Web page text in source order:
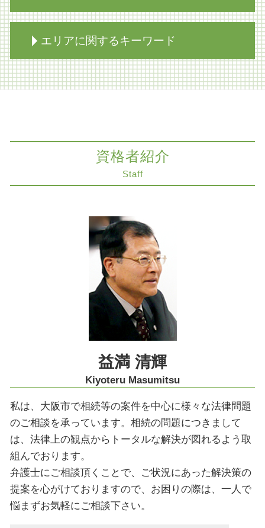
限定承認 弁済 相続人
家族信託 弁護士
不動産 生前対策
限定承認 弁済
相続 不動産
相続税対策 弁護士
遺留分 分割払い
限定承認 わかりやすく
相続人 連絡 取れない
限定承認 注意点
レーシック 手術 失敗
医療過誤 延命
医療過誤 協力医
医療過誤 時効 債務不履行
コンプライアンス
医療過誤 損害賠償 時効
不動産 トラブル
医療過誤訴訟
賃料 不払い 解除
医療過誤 保険
コンプライアンス 弁護士
エリアに関するキーワード
削除請求 神戸市 弁護士
交通事故 京都市 弁護士
不動産トラブル 神戸市 弁護士
不動産トラブル 京都市 弁護士
商取引 大阪市 弁護士
不動産トラブル 大阪市 弁護士
遺産分割協議 神戸市 弁護士
医療過誤訴訟 解決 神戸市 弁護士
相続 京都市 弁護士
事業承継 神戸市 弁護士
コンプライアンス 神戸市 弁護士
法律問題 奈良市 弁護士
法律問題 神戸市 弁護士
遺産分割協議 大阪市 弁護士
医療過誤 奈良市 弁護士
医療過誤 京都市 弁護士
資格者紹介
Staff
益満 清輝
Kiyoteru Masumitsu
私は、大阪市で相続等の案件を中心に様々な法律問題
のご相談を承っています。相続の問題につきまして
は、法律上の観点からトータルな解決が図れるよう取
組んでおります。
弁護士にご相談頂くことで、ご状況にあった解決策の
提案を心がけておりますので、お困りの際は、一人で
悩まずお気軽にご相談下さい。